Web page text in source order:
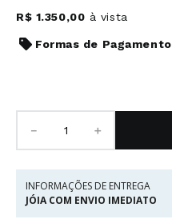
R$ 1.350,00 à vista
Formas de Pagamento
＋
－
INFORMAÇÕES DE ENTREGA
JÓIA COM ENVIO IMEDIATO